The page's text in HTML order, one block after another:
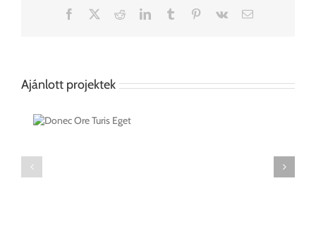
Facebook
RedditLinkedInTumblr Pinterest
Vk Email:
Ajánlott projektek